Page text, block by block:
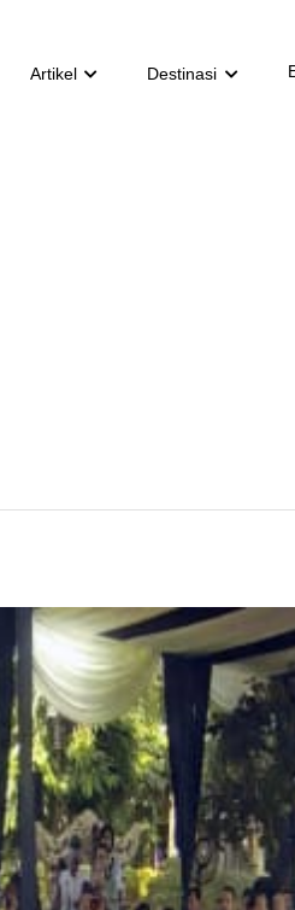
Artikel Destinasi